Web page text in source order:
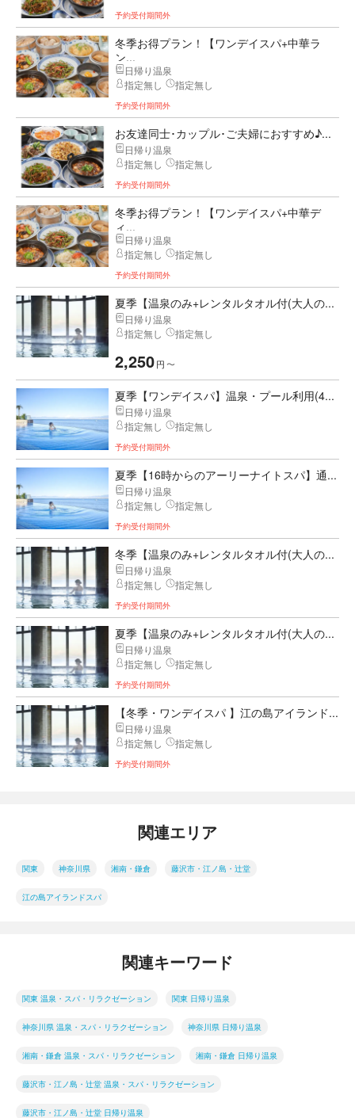
予約受付期間外
冬季お得プラン！【ワンデイスパ+中華ラ
ン...
日帰り温泉
指定無し
指定無し
予約受付期間外
お友達同士･カップル･ご夫婦におすすめ♪...
日帰り温泉
指定無し
指定無し
予約受付期間外
冬季お得プラン！【ワンデイスパ+中華デ
ィ...
日帰り温泉
指定無し
指定無し
予約受付期間外
夏季【温泉のみ+レンタルタオル付(大人の...
日帰り温泉
指定無し
指定無し
2,250円 〜
夏季【ワンデイスパ】温泉・プール利用(4...
日帰り温泉
指定無し
指定無し
予約受付期間外
夏季【16時からのアーリーナイトスパ】通...
日帰り温泉
指定無し
指定無し
予約受付期間外
冬季【温泉のみ+レンタルタオル付(大人の...
日帰り温泉
指定無し
指定無し
予約受付期間外
夏季【温泉のみ+レンタルタオル付(大人の...
日帰り温泉
指定無し
指定無し
予約受付期間外
【冬季・ワンデイスパ 】江の島アイランド...
日帰り温泉
指定無し
指定無し
予約受付期間外
関連エリア
関東 神奈川県 湘南・鎌倉 藤沢市・江ノ島・辻堂
江の島アイランドスパ
関連キーワード
関東 温泉・スパ・リラクゼーション 関東 日帰り温泉
神奈川県 温泉・スパ・リラクゼーション 神奈川県 日帰り温泉
湘南・鎌倉 温泉・スパ・リラクゼーション 湘南・鎌倉 日帰り温泉
藤沢市・江ノ島・辻堂 温泉・スパ・リラクゼーション
藤沢市・江ノ島・辻堂 日帰り温泉